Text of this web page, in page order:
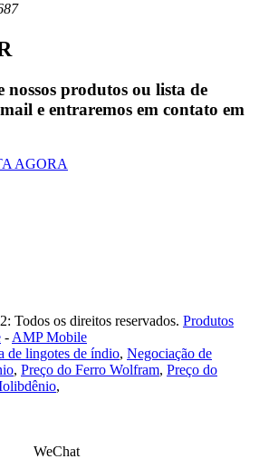
nossos produtos ou lista de
e entraremos em contato em
AGORA
Todos os direitos reservados. Produtos
- AMP Mobile
de lingotes de índio, Negociação de
, Preço do Ferro Wolfram, Preço do
,
WeChat